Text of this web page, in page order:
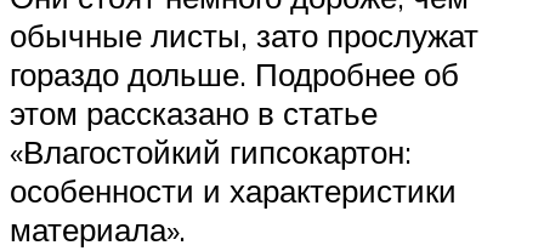
обычные листы, зато прослужат
гораздо дольше. Подробнее об
этом рассказано в статье
«Влагостойкий гипсокартон:
особенности и характеристики
материала».